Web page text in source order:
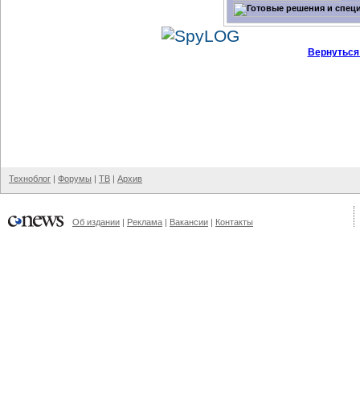
Техноблог | Форумы | ТВ | Архив
Об издании | Реклама | Вакансии | Контакты